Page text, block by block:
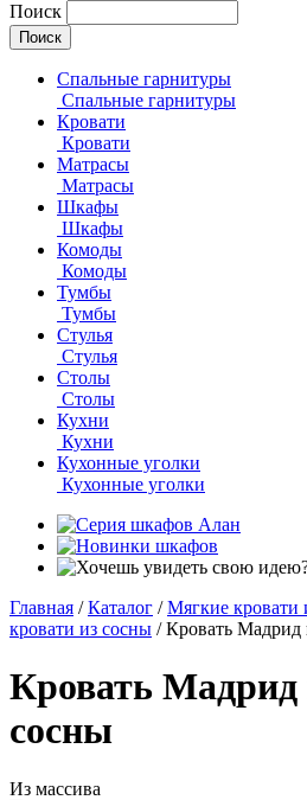
Поиск
Спальные гарнитуры
Спальные гарнитуры
Кровати
Кровати
Матрасы
Матрасы
Шкафы
Шкафы
Комоды
Комоды
Тумбы
Тумбы
Стулья
Стулья
Столы
Столы
Кухни
Кухни
Кухонные уголки
Кухонные уголки
Главная / Каталог / Мягкие кровати
кровати из сосны / Кровать Мадрид
Кровать Мадрид
сосны
Из массива